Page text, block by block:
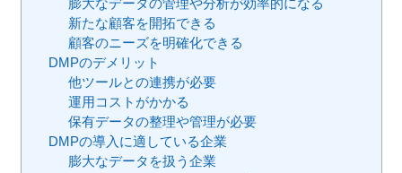
膨大なデータの管理や分析が効率的になる
新たな顧客を開拓できる
顧客のニーズを明確化できる
DMPのデメリット
他ツールとの連携が必要
運用コストがかかる
保有データの整理や管理が必要
DMPの導入に適している企業
膨大なデータを扱う企業